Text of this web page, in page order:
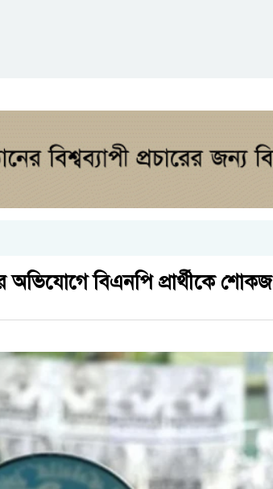
অভিযোগে বিএনপি প্রার্থীকে শোকজ